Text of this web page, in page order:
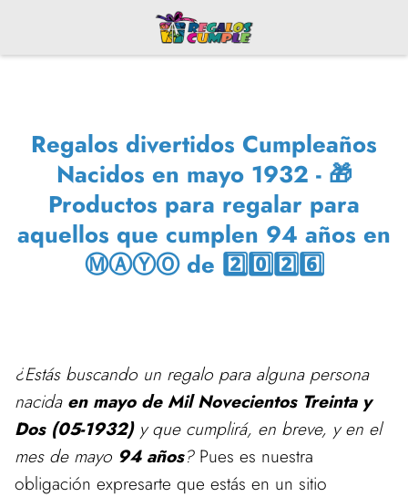
Regalos divertidos Cumpleaños
Nacidos en mayo 1932 - 🎁
Productos para regalar para
aquellos que cumplen 94 años en
ⓂⒶⓎⓄ de 2️⃣0️⃣2️⃣6️⃣
¿Estás buscando un regalo para alguna persona
nacida en mayo de Mil Novecientos Treinta y
Dos (05-1932)y que cumplirá, en breve, y en el
mes de mayo 94 años?Pues es nuestra
obligación expresarte que estás en un sitio